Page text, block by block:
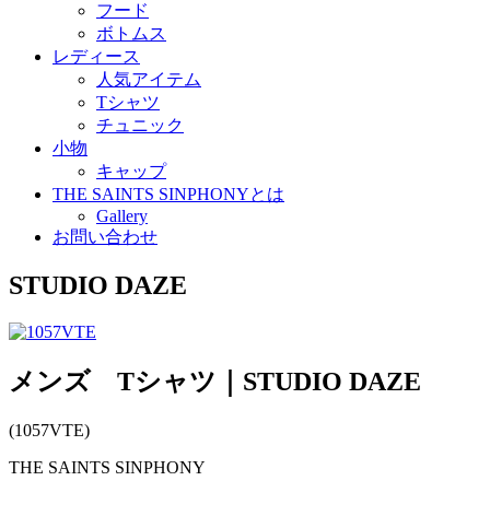
フード
ボトムス
レディース
人気アイテム
Tシャツ
チュニック
小物
キャップ
THE SAINTS SINPHONYとは
Gallery
お問い合わせ
STUDIO DAZE
メンズ Tシャツ｜STUDIO DAZE
(1057VTE)
THE SAINTS SINPHONY